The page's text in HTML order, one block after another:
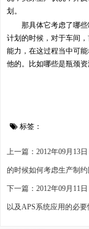
划。
那具体它考虑了哪些
计划的时候，对于车间
能力，在这过程当中可
他的。比如哪些是瓶颈
标签：
上一篇：2012年09月13
的时候如何考虑生产制
下一篇：2012年09月11
以及APS系统应用的必要